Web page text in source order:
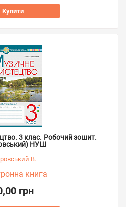
Купити
3 клас. Робочий зошит.
НУШ
В.
книга
грн